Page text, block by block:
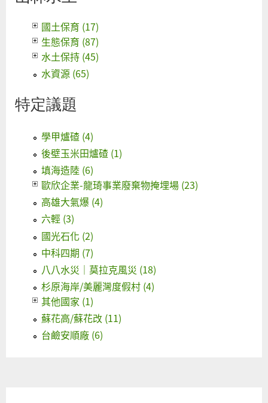
國土保育 (17)
生態保育 (87)
水土保持 (45)
水資源 (65)
特定議題
學甲爐碴 (4)
後壁玉米田爐碴 (1)
填海造陸 (6)
歐欣企業-龍琦事業廢棄物掩埋場 (23)
高雄大氣爆 (4)
六輕 (3)
國光石化 (2)
中科四期 (7)
八八水災｜莫拉克風災 (18)
杉原海岸/美麗灣度假村 (4)
其他國家 (1)
蘇花高/蘇花改 (11)
台鹼安順廠 (6)